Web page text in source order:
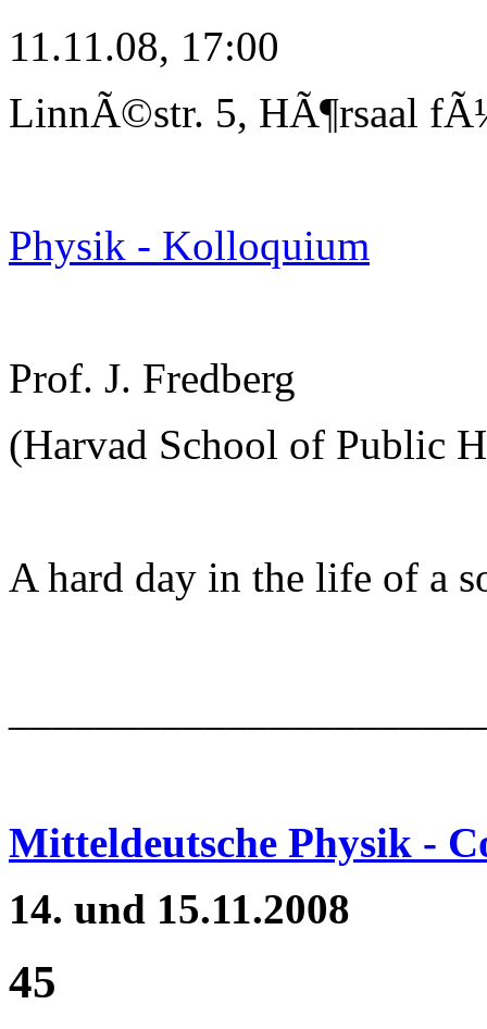
11.11.08, 17:00
LinnÃ©str. 5, HÃ¶rsaal
Physik - Kolloquium
Prof. J. Fredberg
(Harvad School of Public
A hard day in the life of a
Mitteldeutsche Physik -
14. und 15.11.2008
45